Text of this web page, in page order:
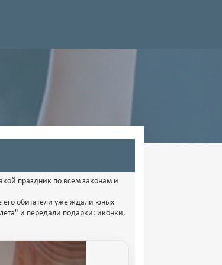
праздник по всем законам и
его обитатели уже ждали юных
и передали подарки: иконки,